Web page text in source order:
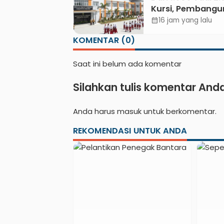
Kursi,
Sekolah Rakyat
calendar_month16 jam yang lalu
KOMENTAR (0)
Saat ini belum ada komentar
Silahkan tulis komentar
Anda harus masukuntuk berkomentar.
REKOMENDASI UNTUK ANDA